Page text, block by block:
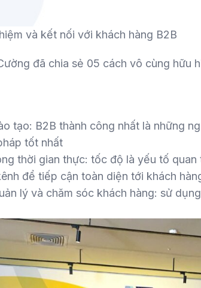
và kết nối với khách hàng B2B
đã chia sẻ 05 cách vô cùng hữu
tạo: B2B thành công nhất là những
tốt nhất
thời gian thực: tốc độ là yếu tố
để tiếp cận toàn diện tới khách
lý và chăm sóc khách hàng: sử